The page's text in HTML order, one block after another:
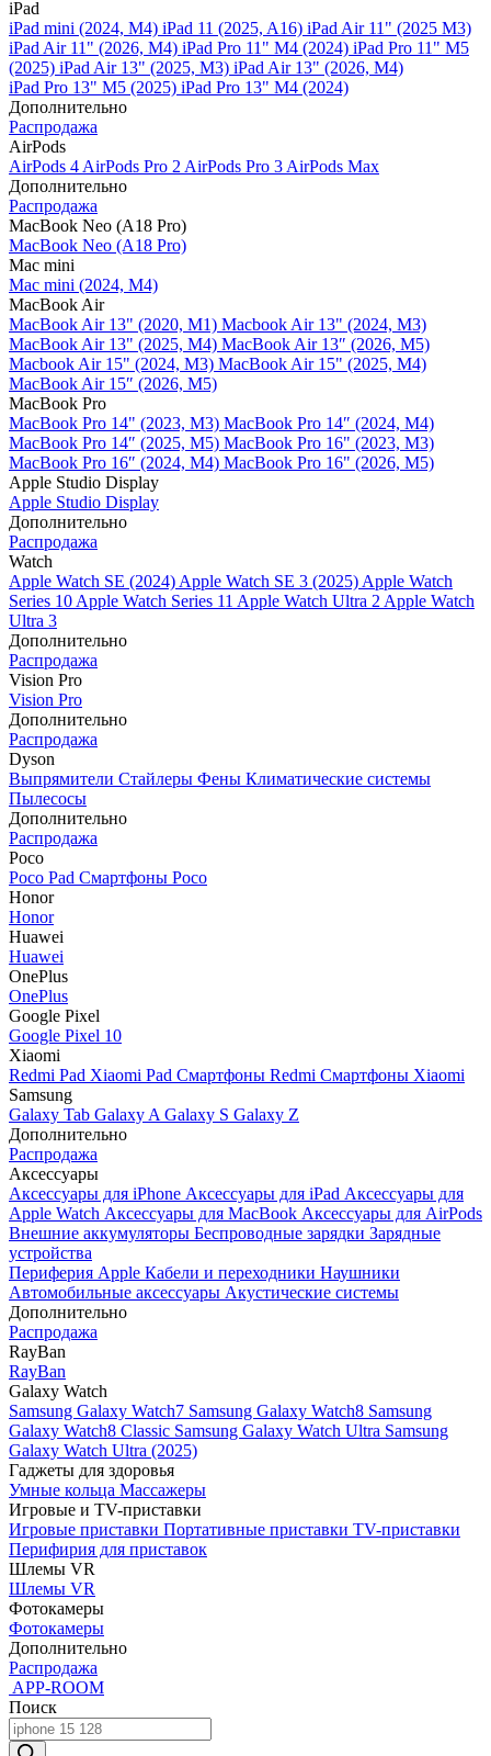
iPad
iPad mini (2024, M4) iPad 11 (2025, A16) iPad Air 11" (2025 M3)
iPad Air 11" (2026, M4) iPad Pro 11" M4 (2024) iPad Pro 11" M5
(2025) iPad Air 13" (2025, M3) iPad Air 13" (2026, M4)
iPad Pro 13" M5 (2025) iPad Pro 13" M4 (2024)
Дополнительно
Распродажа
AirPods
AirPods 4 AirPods Pro 2 AirPods Pro 3 AirPods Max
Дополнительно
Распродажа
MacBook Neo (A18 Pro)
MacBook Neo (A18 Pro)
Mac mini
Mac mini (2024, M4)
MacBook Air
MacBook Air 13" (2020, M1) Macbook Air 13" (2024, M3)
MacBook Air 13" (2025, M4) MacBook Air 13″ (2026, M5)
Macbook Air 15" (2024, M3) MacBook Air 15" (2025, M4)
MacBook Air 15″ (2026, M5)
MacBook Pro
MacBook Pro 14" (2023, M3) MacBook Pro 14″ (2024, M4)
MacBook Pro 14″ (2025, M5) MacBook Pro 16" (2023, M3)
MacBook Pro 16″ (2024, M4) MacBook Pro 16" (2026, M5)
Apple Studio Display
Apple Studio Display
Дополнительно
Распродажа
Watch
Apple Watch SE (2024) Apple Watch SE 3 (2025) Apple Watch
Series 10 Apple Watch Series 11 Apple Watch Ultra 2 Apple Watch
Ultra 3
Дополнительно
Распродажа
Vision Pro
Vision Pro
Дополнительно
Распродажа
Dyson
Выпрямители Стайлеры Фены Климатические системы
Пылесосы
Дополнительно
Распродажа
Poco
Poco Pad Смартфоны Poco
Honor
Honor
Huawei
Huawei
OnePlus
OnePlus
Google Pixel
Google Pixel 10
Xiaomi
Redmi Pad Xiaomi Pad Смартфоны Redmi Смартфоны Xiaomi
Samsung
Galaxy Tab Galaxy A Galaxy S Galaxy Z
Дополнительно
Распродажа
Аксессуары
Аксессуары для iPhone Аксессуары для iPad Аксессуары для
Apple Watch Аксессуары для MacBook Аксессуары для AirPods
Внешние аккумуляторы Беспроводные зарядки Зарядные
устройства
Периферия Apple Кабели и переходники Наушники
Автомобильные аксессуары Акустические системы
Дополнительно
Распродажа
RayBan
RayBan
Galaxy Watch
Samsung Galaxy Watch7 Samsung Galaxy Watch8 Samsung
Galaxy Watch8 Classic Samsung Galaxy Watch Ultra Samsung
Galaxy Watch Ultra (2025)
Гаджеты для здоровья
Умные кольца Массажеры
Игровые и TV-приставки
Игровые приставки Портативные приставки TV-приставки
Перифирия для приставок
Шлемы VR
Шлемы VR
Фотокамеры
Фотокамеры
Дополнительно
Распродажа
APP-ROOM
Поиск
Поиск
товаров